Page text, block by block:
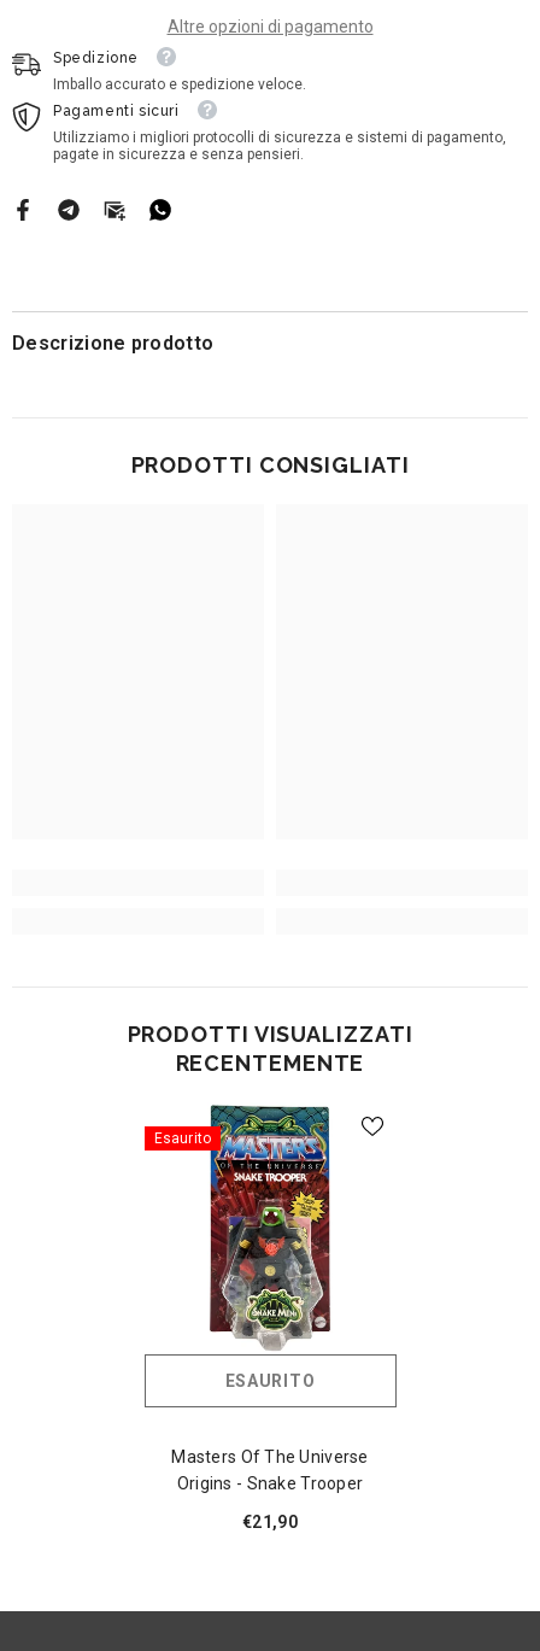
TrooperAltre opzioni di pagamento
Spedizione
Imballo accurato e spedizione veloce.
Pagamenti sicuri
Utilizziamo i migliori protocolli di sicurezza e sistemi di pagamento,
pagate in sicurezza e senza pensieri.
Descrizione prodotto
PRODOTTI CONSIGLIATI
PRODOTTI VISUALIZZATI
RECENTEMENTE
Esaurito
ESAURITO
Masters Of The Universe
Origins - Snake Trooper
€21,90